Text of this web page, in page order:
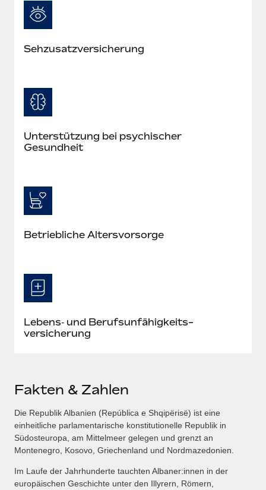
Seh­zusatz­versicherung
Unterstützung bei psychischer
Gesundheit
Betriebliche Altersvorsorge
Lebens‑ und Berufsunfähigkeits­
versicherung
Fakten & Zahlen
Die Republik Albanien (República e Shqipërisë) ist eine
einheitliche parlamentarische konstitutionelle Republik in
Südosteuropa, am Mittelmeer gelegen und grenzt an
Montenegro, Kosovo, Griechenland und Nordmazedonien.
Im Laufe der Jahrhunderte tauchten Albaner:innen in der
europäischen Geschichte unter den Illyrern, Römern,